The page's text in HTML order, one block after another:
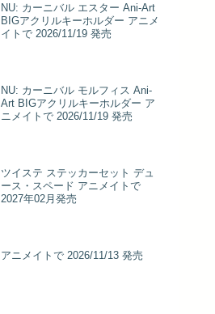
NU: カーニバル エスター Ani-Art
BIGアクリルキーホルダー アニメ
イトで 2026/11/19 発売
NU: カーニバル モルフィス Ani-
Art BIGアクリルキーホルダー ア
ニメイトで 2026/11/19 発売
ツイステ ステッカーセット デュ
ース・スペード アニメイトで
2027年02月発売
アニメイトで 2026/11/13 発売